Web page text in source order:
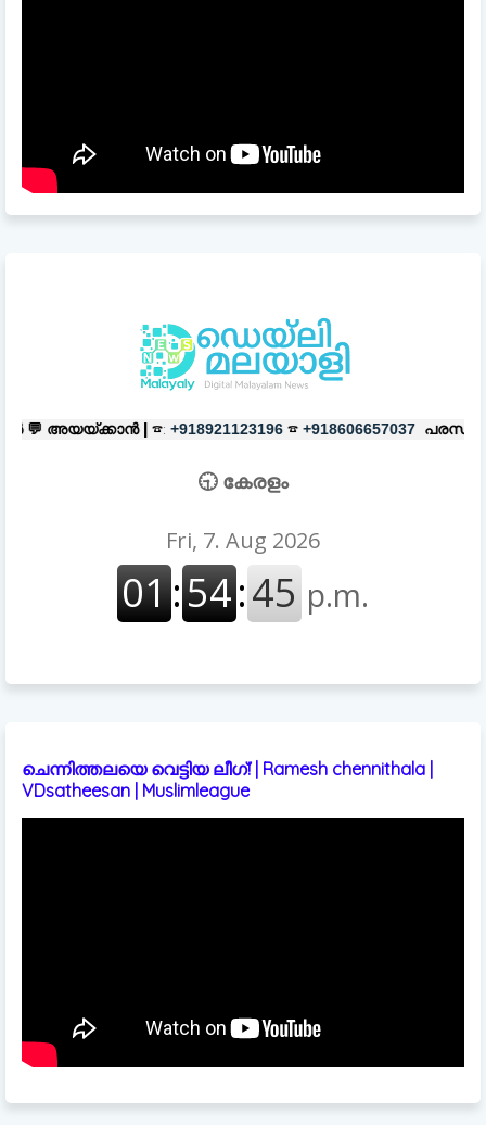
☎: +918921123196 ☎ +918606657037 പരസ്യങ്ങൾക്ക്| ☎:
🕤 കേരളം
ചെന്നിത്തലയെ വെട്ടിയ ലീഗ്! | Ramesh chennithala |
VDsatheesan | Muslimleague